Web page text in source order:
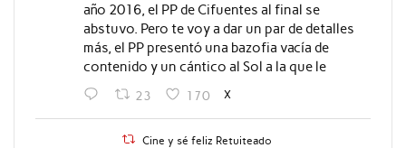
año 2016, el PP de Cifuentes al final se
abstuvo. Pero te voy a dar un par de detalles
más, el PP presentó una bazofia vacía de
contenido y un cántico al Sol a la que le
23 170 X
Cine y sé feliz Retuiteado